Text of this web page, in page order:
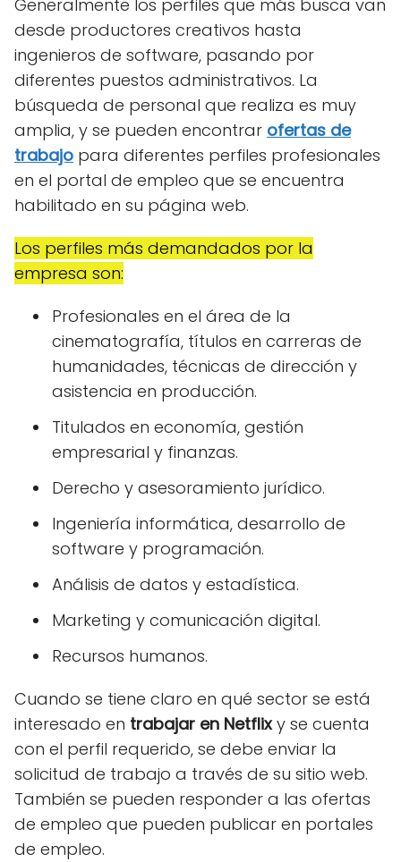
Generalmente los perfiles que más busca van
desde productores creativos hasta
ingenieros de software, pasando por
diferentes puestos administrativos. La
búsqueda de personal que realiza es muy
amplia, y se pueden encontrar ofertas de
trabajo para diferentes perfiles profesionales
en el portal de empleo que se encuentra
habilitado en su página web.
Los perfiles más demandados por la
empresa son:
Profesionales en el área de la
cinematografía, títulos en carreras de
humanidades, técnicas de dirección y
asistencia en producción.
Titulados en economía, gestión
empresarial y finanzas.
Derecho y asesoramiento jurídico.
Ingeniería informática, desarrollo de
software y programación.
Análisis de datos y estadística.
Marketing y comunicación digital.
Recursos humanos.
Cuando se tiene claro en qué sector se está
interesado en trabajar en Netflixy se cuenta
con el perfil requerido, se debe enviar la
solicitud de trabajo a través de su sitio web.
También se pueden responder a las ofertas
de empleo que pueden publicar en portales
de empleo.